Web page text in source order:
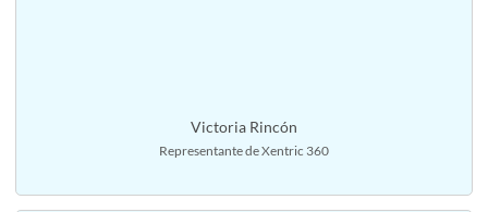
Victoria Rincón
Representante de Xentric 360